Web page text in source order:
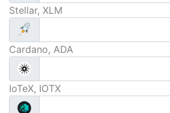
Stellar, XLM
Cardano, ADA
IoTeX, IOTX